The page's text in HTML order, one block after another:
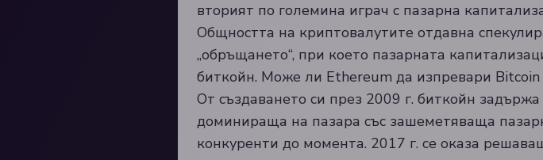
вторият по големина играч с пазарна
Общността на криптовалутите отдавна
„обръщането“, при което пазарната
биткойн. Може ли Ethereum да изпревари Bitcoin
От създаването си през 2009 г. биткойн
доминираща на пазара със зашеметяваща
конкуренти до момента. 2017 г. се оказа